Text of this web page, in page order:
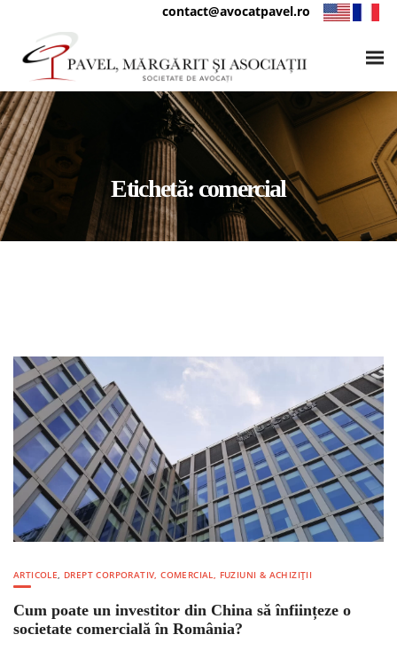
contact@avocatpavel.ro
Etichetă: comercial
ARTICOLE, DREPT CORPORATIV, COMERCIAL, FUZIUNI & ACHIZIȚII
Cum poate un investitor din China să înființeze o
societate comercială în România?